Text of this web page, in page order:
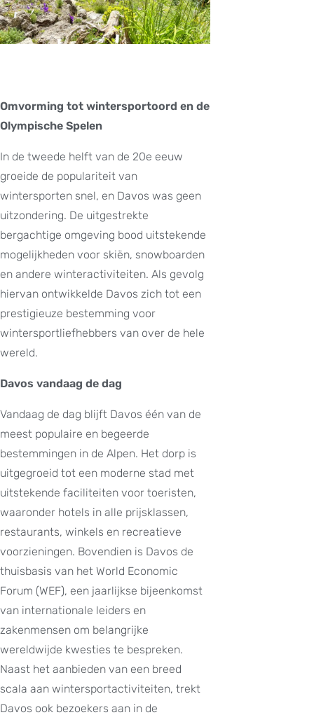
Omvorming tot wintersportoord en de
Olympische Spelen
In de tweede helft van de 20e eeuw
groeide de populariteit van
wintersporten snel, en Davos was geen
uitzondering. De uitgestrekte
bergachtige omgeving bood uitstekende
mogelijkheden voor skiën, snowboarden
en andere winteractiviteiten. Als gevolg
hiervan ontwikkelde Davos zich tot een
prestigieuze bestemming voor
wintersportliefhebbers van over de hele
wereld.
Davos vandaag de dag
Vandaag de dag blijft Davos één van de
meest populaire en begeerde
bestemmingen in de Alpen. Het dorp is
uitgegroeid tot een moderne stad met
uitstekende faciliteiten voor toeristen,
waaronder hotels in alle prijsklassen,
restaurants, winkels en recreatieve
voorzieningen. Bovendien is Davos de
thuisbasis van het World Economic
Forum (WEF), een jaarlijkse bijeenkomst
van internationale leiders en
zakenmensen om belangrijke
wereldwijde kwesties te bespreken.
Naast het aanbieden van een breed
scala aan wintersportactiviteiten, trekt
Davos ook bezoekers aan in de